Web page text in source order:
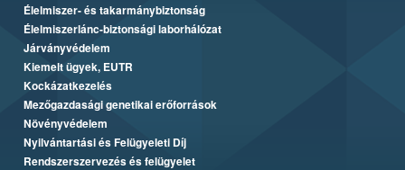
Élelmiszer- és takarmánybiztonság
Élelmiszerlánc-biztonsági laborhálózat
Járványvédelem
Kiemelt ügyek, EUTR
Kockázatkezelés
Mezőgazdasági genetikai erőforrások
Növényvédelem
Nyilvántartási és Felügyeleti Díj
Rendszerszervezés és felügyelet